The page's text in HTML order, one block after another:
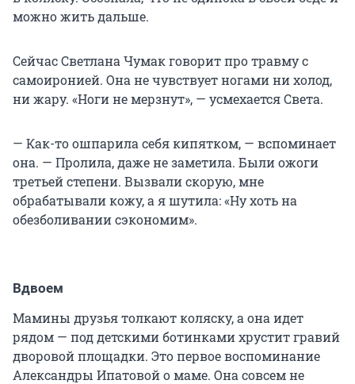
можно жить дальше.
Сейчас Светлана Чумак говорит про травму с
самоиронией. Она не чувствует ногами ни холод,
ни жару. «Ноги не мерзнут», — усмехается Света.
— Как-то ошпарила себя кипятком, — вспоминает
она. — Пролила, даже не заметила. Были ожоги
третьей степени. Вызвали скорую, мне
обрабатывали кожу, а я шутила: «Ну хоть на
обезболивании сэкономим».
Вдвоем
Мамины друзья толкают коляску, а она идет
рядом — под детскими ботинками хрустит гравий
дворовой площадки. Это первое воспоминание
Александры Ипатовой о маме. Она совсем не